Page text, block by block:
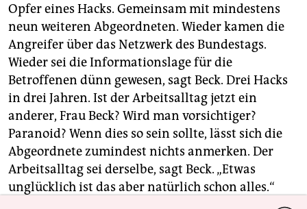
Opfer eines Hacks. Gemeinsam mit mindestens
neun weiteren Abgeordneten. Wieder kamen die
Angreifer über das Netzwerk des Bundestags.
Wieder sei die Informationslage für die
Betroffenen dünn gewesen, sagt Beck. Drei Hacks
in drei Jahren. Ist der Arbeitsalltag jetzt ein
anderer, Frau Beck? Wird man ­vorsichtiger?
Paranoid? Wenn dies so sein sollte, lässt sich die
Abgeordnete zumindest nichts anmerken. Der
Arbeitsalltag sei derselbe, sagt Beck. „Etwas
unglücklich ist das aber natürlich schon alles.“